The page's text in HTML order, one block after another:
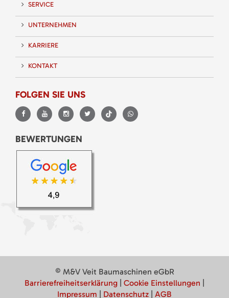
SERVICE
UNTERNEHMEN
KARRIERE
KONTAKT
FOLGEN SIE UNS
BEWERTUNGEN
© M&V Veit Baumaschinen eGbR
Barrierefreiheitserklärung
Cookie Einstellungen
Impressum
Datenschutz AGB